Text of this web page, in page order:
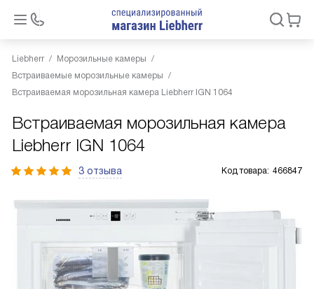
Liebherr
Морозильные камеры
Встраиваемые морозильные камеры
Встраиваемая морозильная камера Liebherr IGN 1064
Встраиваемая морозильная камера
Liebherr IGN 1064
3 отзыва Код товара: 466847